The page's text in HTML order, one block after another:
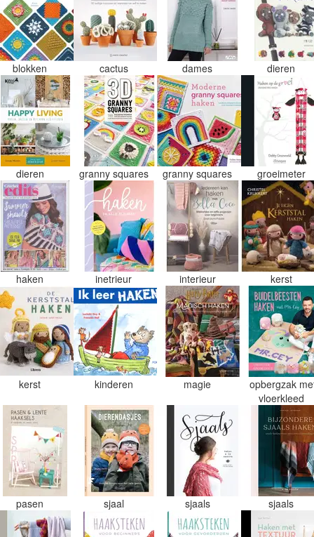
blokken cactus dames dieren
dieren granny squares granny squares groeimeter
haken inetrieur interieur kerst
kerst kinderen magie
opbergzak
vloerkleed
pasen sjaal sjaals sjaals